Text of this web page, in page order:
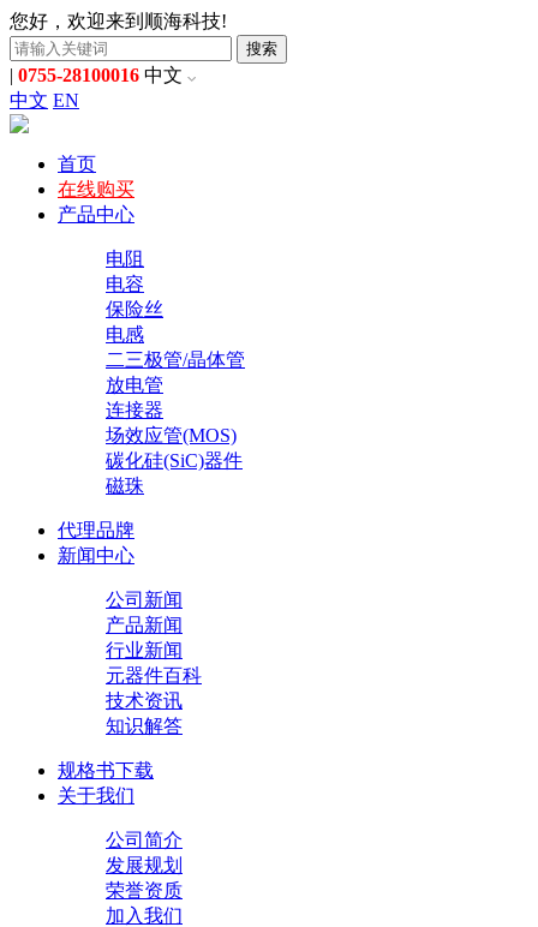
您好，欢迎来到顺海科技!
搜索
| 0755-28100016 中文
中文 EN
首页
在线购买
产品中心
电阻
电容
保险丝
电感
二三极管/晶体管
放电管
连接器
场效应管(MOS)
碳化硅(SiC)器件
磁珠
代理品牌
新闻中心
公司新闻
产品新闻
行业新闻
元器件百科
技术资讯
知识解答
规格书下载
关于我们
公司简介
发展规划
荣誉资质
加入我们